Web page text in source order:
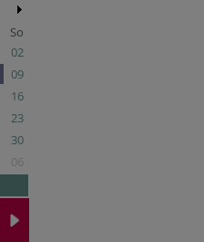
So
02
09
16
23
30
06